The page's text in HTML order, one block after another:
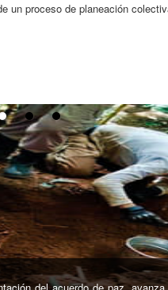
proceso de planeación